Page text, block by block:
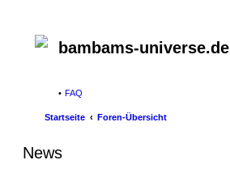
bambams-universe.de
FAQ
Startseite Foren-Übersicht
News